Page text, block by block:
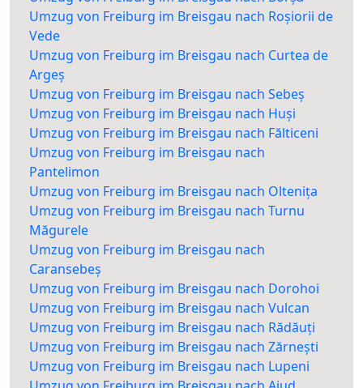
Umzug von Freiburg im Breisgau nach Roșiorii de
Vede
Umzug von Freiburg im Breisgau nach Curtea de
Argeș
Umzug von Freiburg im Breisgau nach Sebeș
Umzug von Freiburg im Breisgau nach Huși
Umzug von Freiburg im Breisgau nach Fălticeni
Umzug von Freiburg im Breisgau nach
Pantelimon
Umzug von Freiburg im Breisgau nach Oltenița
Umzug von Freiburg im Breisgau nach Turnu
Măgurele
Umzug von Freiburg im Breisgau nach
Caransebeș
Umzug von Freiburg im Breisgau nach Dorohoi
Umzug von Freiburg im Breisgau nach Vulcan
Umzug von Freiburg im Breisgau nach Rădăuți
Umzug von Freiburg im Breisgau nach Zărnești
Umzug von Freiburg im Breisgau nach Lupeni